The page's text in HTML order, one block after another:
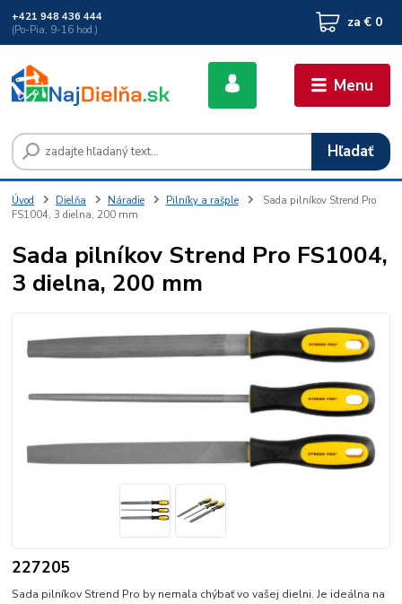
Menu
Hľadať
+421 948 436 444
(Po-Pia, 9-16 hod.)
za € 0
Úvod Dielňa Náradie Pilníky a rašple
Sada pilníkov Strend Pro
FS1004, 3 dielna, 200 mm
Sada pilníkov Strend Pro FS1004,
3 dielna, 200 mm
227205
Sada pilníkov Strend Pro by nemala chýbať vo vašej dielni. Je ideálna na